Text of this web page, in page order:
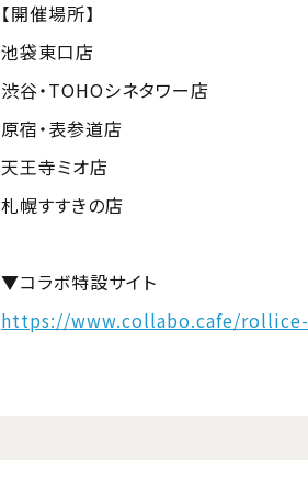
【開催場所】
池袋東口店
渋谷・TOHOシネタワー店
原宿・表参道店
天王寺ミオ店
札幌すすきの店
▼コラボ特設サイト
https://www.collabo.cafe/